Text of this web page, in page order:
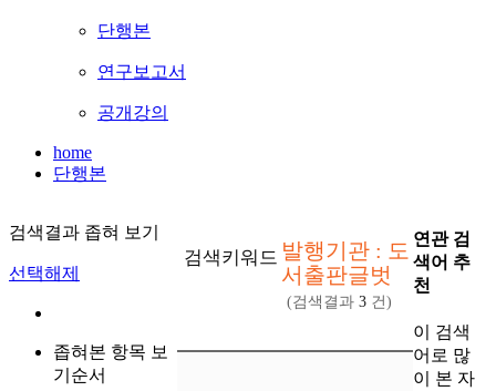
단행본
연구보고서
공개강의
home
단행본
검색결과 좁혀 보기
선택해제
좁혀본 항목 보
기순서
검색키워드 발행기관 : 도
서출판글벗
(검색결과 3 건)
연관 검
색어 추
천
이 검색
어로 많
이 본 자